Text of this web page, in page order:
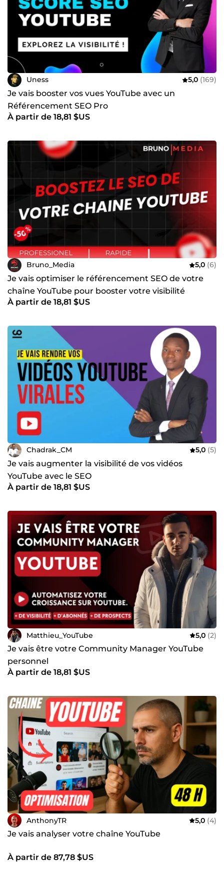
Uness 5,0 (169)
Je vais booster vos vues YouTube avec un
Référencement SEO Pro
À partir de 18,81 $US
Bruno_Media 5,0 (6)
Je vais optimiser le référencement SEO de votre
chaîne YouTube pour booster votre visibilité
À partir de 18,81 $US
Chadrak_CM 5,0 (5)
Je vais augmenter la visibilité de vos vidéos
YouTube avec le SEO
À partir de 18,81 $US
Matthieu_YouTube 5,0 (2)
Je vais être votre Community Manager YouTube
personnel
À partir de 18,81 $US
AnthonyTR 5,0 (4)
Je vais analyser votre chaîne YouTube
À partir de 87,78 $US